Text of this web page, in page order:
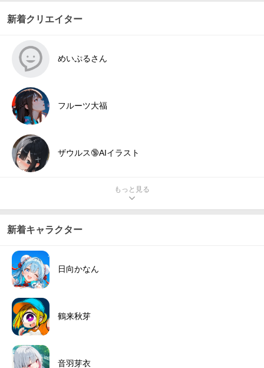
新着クリエイター
めいぷるさん
フルーツ大福
ザウルス🔞AIイラスト
もっと見る
新着キャラクター
日向かなん
鶴来秋芽
音羽芽衣